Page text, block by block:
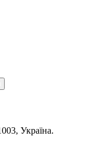
Україна.